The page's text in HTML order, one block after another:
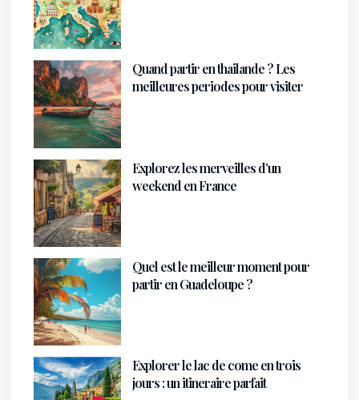
Quand partir en thailande ? Les
meilleures periodes pour visiter
Explorez les merveilles d’un
weekend en France
Quel est le meilleur moment pour
partir en Guadeloupe ?
Explorer le lac de come en trois
jours : un itineraire parfait